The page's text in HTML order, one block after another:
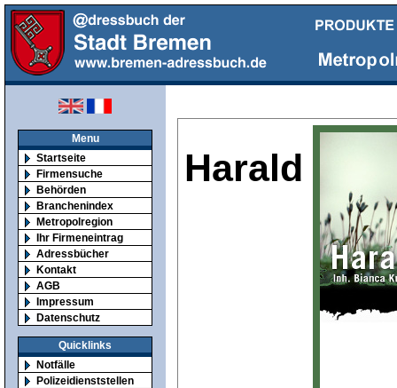
Menu
Startseite
Firmensuche
Behörden
Branchenindex
Metropolregion
Ihr Firmeneintrag
Adressbücher
Kontakt
AGB
Impressum
Datenschutz
Quicklinks
Notfälle
Polizeidienststellen
Harald